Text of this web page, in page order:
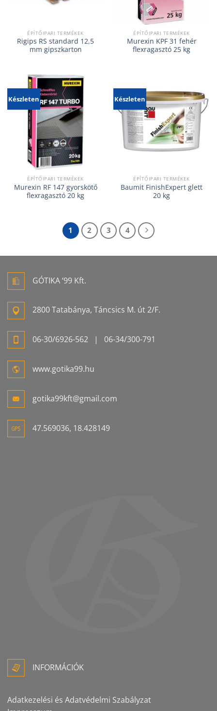
ÉPÍTŐIPARI TERMÉKEK
Rigips RS standard 12,5
mm gipszkarton
ÉPÍTŐIPARI TERMÉKEK
Murexin KPF 31 fehér
flexragasztó 25 kg
Készleten
ÉPÍTŐIPARI TERMÉKEK
Murexin RF 147 gyorskötő
flexragasztó 20 kg
Készleten
ÉPÍTŐIPARI TERMÉKEK
Baumit FinishExpert glett
20 kg
1 2 3 4
GÓTIKA ‘99 Kft.
2800 Tatabánya, Táncsics M. út 2/F.
06-30/6926-562 | 06-34/300-791
www.gotika99.hu
gotika99kft@gmail.com
47.569036, 18.428149
INFORMÁCIÓK
Adatkezelési és Adatvédelmi Szabályzat